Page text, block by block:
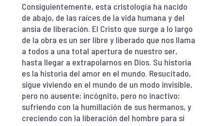
Consiguientemente, esta cristología ha nacido
de abajo, de las raíces de la vida humana y del
ansia de liberación. El Cristo que surge a lo largo
de la obra es un ser libre y liberado que nos llama
a todos a una total apertura de nuestro ser,
hasta llegar a extrapolarnos en Dios. Su historia
es la historia del amor en el mundo. Resucitado,
sigue viviendo en el mundo de un modo invisible,
pero no ausente; incógnito, pero no inactivo;
sufriendo con la humillación de sus hermanos, y
creciendo con la liberación del hombre para sí